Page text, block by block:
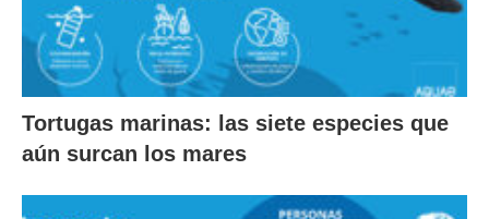
Tortugas marinas: las siete especies que
aún surcan los mares